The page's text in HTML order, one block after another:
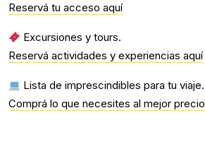
Reservá tu acceso aquí
Excursiones y tours.
Reservá actividades y experiencias aquí
Lista de imprescindibles para tu viaje.
Comprá lo que necesites al mejor precio